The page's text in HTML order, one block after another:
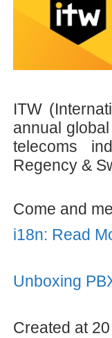
ITW
annual
telecoms
Regency &
Come and
i18n: Read
Unboxing
Created at